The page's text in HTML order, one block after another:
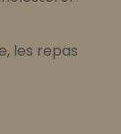
les repas